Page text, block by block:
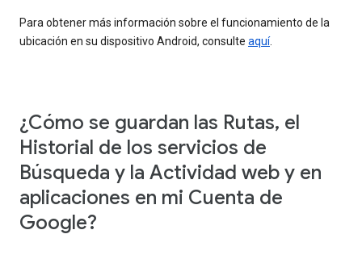
Para obtener más información sobre el funcionamiento de la
ubicación en su dispositivo Android, consulte aquí.
¿Cómo se guardan las Rutas, el
Historial de los servicios de
Búsqueda y la Actividad web y en
aplicaciones en mi Cuenta de
Google?